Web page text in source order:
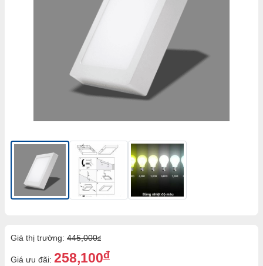
Giá thị trường: 445,000đ
Giá ưu đãi: 258,100đ